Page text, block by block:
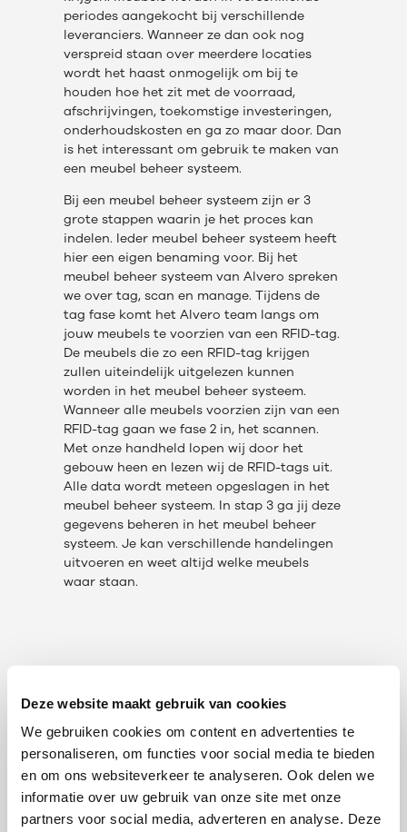
Deze website maakt gebruik van cookies
We gebruiken cookies om content en advertenties te
personaliseren, om functies voor social media te bieden
en om ons websiteverkeer te analyseren. Ook delen we
informatie over uw gebruik van onze site met onze
partners voor social media, adverteren en analyse. Deze
periodes aangekocht bij verschillende
leveranciers. Wanneer ze dan ook nog
verspreid staan over meerdere locaties
wordt het haast onmogelijk om bij te
houden hoe het zit met de voorraad,
afschrijvingen, toekomstige investeringen,
onderhoudskosten en ga zo maar door. Dan
is het interessant om gebruik te maken van
een meubel beheer systeem.
Bij een meubel beheer systeem zijn er 3
grote stappen waarin je het proces kan
indelen. Ieder meubel beheer systeem heeft
hier een eigen benaming voor. Bij het
meubel beheer systeem van Alvero spreken
we over tag, scan en manage. Tijdens de
tag fase komt het Alvero team langs om
jouw meubels te voorzien van een RFID-tag.
De meubels die zo een RFID-tag krijgen
zullen uiteindelijk uitgelezen kunnen
worden in het meubel beheer systeem.
Wanneer alle meubels voorzien zijn van een
RFID-tag gaan we fase 2 in, het scannen.
Met onze handheld lopen wij door het
gebouw heen en lezen wij de RFID-tags uit.
Alle data wordt meteen opgeslagen in het
meubel beheer systeem. In stap 3 ga jij deze
gegevens beheren in het meubel beheer
systeem. Je kan verschillende handelingen
uitvoeren en weet altijd welke meubels
waar staan.